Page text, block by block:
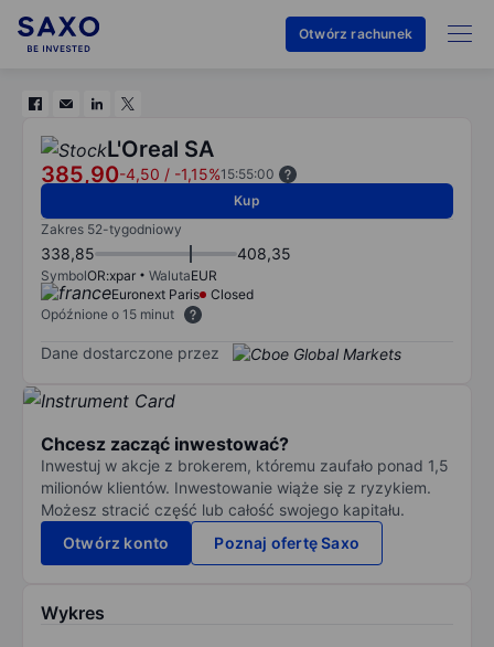
Otwórz rachunek
L'Oreal SA
385,90-4,50 / -1,15%15:55:00
Kup
Zakres 52-tygodniowy
338,85 408,35
SymbolOR:xpar WalutaEUR
Euronext Paris
Closed
Opóźnione o 15 minut
Dane dostarczone przez
Chcesz zacząć inwestować?
Inwestuj w akcje z brokerem, któremu zaufało ponad 1,5
milionów klientów. Inwestowanie wiąże się z ryzykiem.
Możesz stracić część lub całość swojego kapitału.
Otwórz konto
Poznaj ofertę Saxo
Wykres